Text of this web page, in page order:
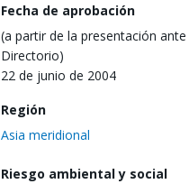
Fecha de aprobación
(a partir de la presentación ante
Directorio)
22 de junio de 2004
Región
Asia meridional
Riesgo ambiental y social